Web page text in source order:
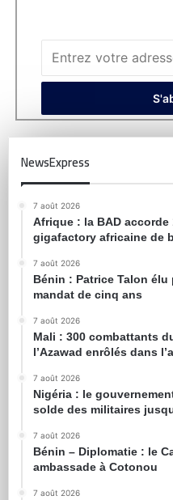
NewsExpress
7 août 2026
Afrique : la BAD
gigafactory africaine de
7 août 2026
Bénin : Patrice Talon
mandat de cinq ans
7 août 2026
Mali : 300 combattants
l’Azawad enrôlés dans
7 août 2026
Nigéria : le
solde des militaires
7 août 2026
Bénin – Diplomatie : le
ambassade à Cotonou
7 août 2026